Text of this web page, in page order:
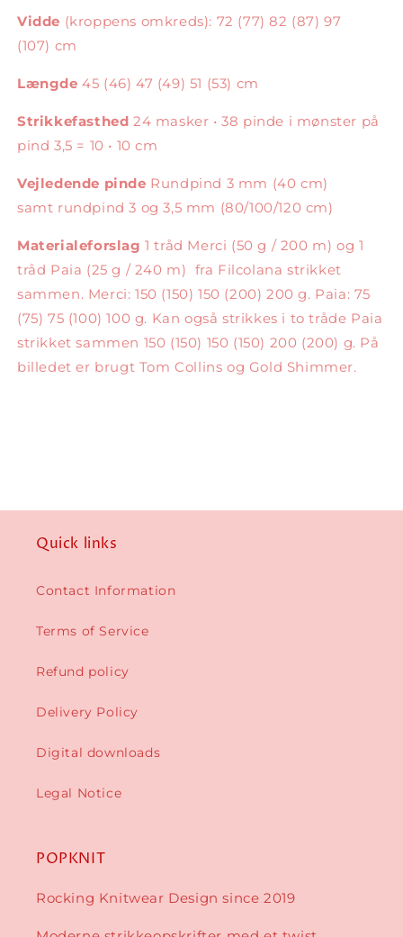
Vidde (kroppens omkreds): 72 (77) 82 (87) 97
(107) cm
Længde 45 (46) 47 (49) 51 (53) cm
Strikkefasthed 24 masker • 38 pinde i mønster på
pind 3,5 = 10 • 10 cm
Vejledende pinde Rundpind 3 mm (40 cm)
samt rundpind 3 og 3,5 mm (80/100/120 cm)
Materialeforslag 1 tråd Merci (50 g / 200 m) og 1
tråd Paia (25 g / 240 m) fra Filcolana strikket
sammen. Merci: 150 (150) 150 (200) 200 g. Paia: 75
(75) 75 (100) 100 g. Kan også strikkes i to tråde Paia
strikket sammen 150 (150) 150 (150) 200 (200) g. På
billedet er brugt Tom Collins og Gold Shimmer.
Quick links
Contact Information
Terms of Service
Refund policy
Delivery Policy
Digital downloads
Legal Notice
POPKNIT
Rocking Knitwear Design since 2019